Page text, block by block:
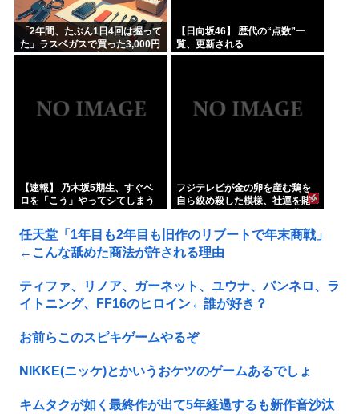
「2年間、たぶん1日4回は握って
た」ラスベガスで買った3,000円
のキーホルダーを調べたら
【日向坂46】 歴代の“点数”一
覧、更新される
【速報】 乃木坂5期生、すぐベ
ロを「こう」やってシてしまう
フジテレビが金の卵を産む鶏を
自ら絞め殺した模様、社運を賭
りになってしまい……
任天堂「1年目も2年目も旧作のリブートで年末商戦」
←こんな舐めた商法が許される理由
ティファ、リノア、ガーネット、ユウナ、パンネロ、ラ
イトニング、FF16のヒロイン←誰が好き？
お前らこのスピキゲームやるぞ
NIKKE(ニッケ)とかいうおケツのゲームあるでしょ
キムタクが如く最終作が出て5年経過するも新作音沙汰